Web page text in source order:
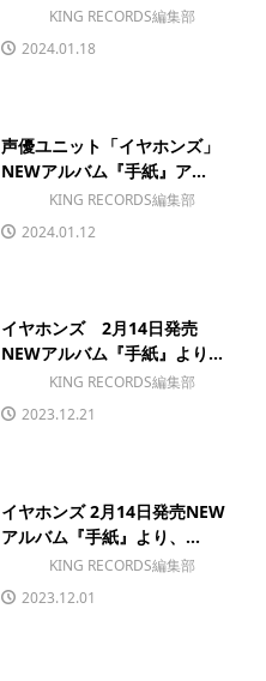
KING RECORDS編集部
2024.01.18
声優ユニット「イヤホンズ」
NEWアルバム『手紙』ア...
KING RECORDS編集部
2024.01.12
イヤホンズ 2月14日発売
NEWアルバム『手紙』より...
KING RECORDS編集部
2023.12.21
イヤホンズ 2月14日発売NEW
アルバム『手紙』より、...
KING RECORDS編集部
2023.12.01